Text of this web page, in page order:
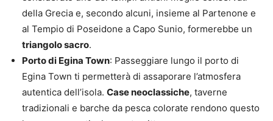
della Grecia e, secondo alcuni, insieme al Partenone e
al Tempio di Poseidone a Capo Sunio, formerebbe un
triangolo sacro.
Porto di Egina Town: Passeggiare lungo il porto di
Egina Town ti permetterà di assaporare l’atmosfera
autentica dell’isola. Case neoclassiche, taverne
tradizionali e barche da pesca colorate rendono questo